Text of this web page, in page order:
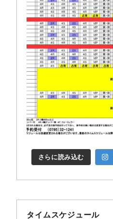
さらに読み込む
タイムスケジュール